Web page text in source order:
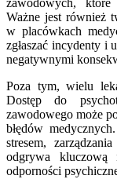
Ważne jest również
w placówkach
zgłaszać incydenty i
negatywnymi
Poza tym, wielu
Dostęp do
zawodowego może
błędów
stresem,
odgrywa
odporności